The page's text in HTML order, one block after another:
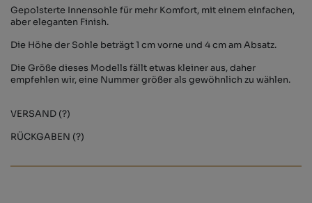
Gepolsterte Innensohle für mehr Komfort, mit einem einfachen,
aber eleganten Finish.
Die Höhe der Sohle beträgt 1 cm vorne und 4 cm am Absatz.
Die Größe dieses Modells fällt etwas kleiner aus, daher
empfehlen wir, eine Nummer größer als gewöhnlich zu wählen.
VERSAND (?)
RÜCKGABEN (?)